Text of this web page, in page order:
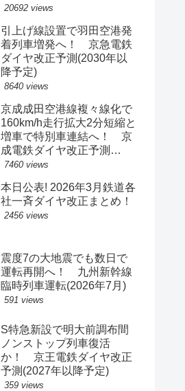
20692 views
引上げ線設置で羽田空港発
着列車増発へ！ 京急電鉄
ダイヤ改正予測(2030年以
降予定)
8640 views
京成成田空港線複々線化で
160km/h走行拡大2分短縮と
増車で特別車連結へ！ 京
成電鉄ダイヤ改正予測
(2029年以降予定)
7460 views
本日公表! 2026年3月鉄道各
社一斉ダイヤ改正まとめ！
2456 views
震度7の大地震でも数日で
運転再開へ！ 九州新幹線
臨時列車運転(2026年7月)
591 views
S特急新設で明大前調布間
ノンストップ列車復活
か！ 京王電鉄ダイヤ改正
予測(2027年以降予定)
359 views